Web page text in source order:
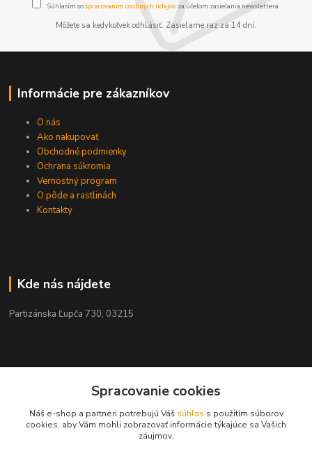
Súhlasím sospracovaním osobných údajov za účelom zasielania newslettera.
Môžete sa kedykoľvek odhlásiť. Zasielame raz za 14 dní.
Informácie pre zákazníkov
O nás
Ako nakupovať
Obchodné podmienky
Ochrana súkromia
Vernostný program
O pôde a rastlinách
Kontakty
Kde nás nájdete
Partizánska Ľupča 730, 03215
+421 911 909 012
Spracovanie cookies
Náš e-shop a partneri potrebujú Váš súhlas s použitím súborov
cookies, aby Vám mohli zobrazovať informácie týkajúce sa Vašich
záujmov.